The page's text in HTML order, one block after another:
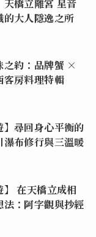
大人隱逸之所
之約：品牌蟹 ×
客房料理特輯
】尋回身心平衡的
布修行與三溫暖
】 在天橋立成相
：阿字觀與抄經